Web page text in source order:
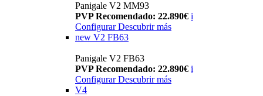
Panigale V2 MM93
PVP Recomendado: 22.890€ i
Configurar Descubrir más
new V2 FB63
Panigale V2 FB63
PVP Recomendado: 22.890€ i
Configurar Descubrir más
V4